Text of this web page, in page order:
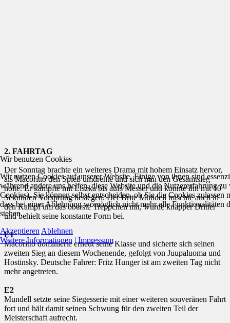
2. FAHRTAG
Der Sonntag brachte ein weiteres Drama mit hohem Einsatz hervor,
als Macoritto den Spieß umdrehte und sich nun den Gesamtsieg
holte. Er kämpfte mit Liszka bis aufs Messer und konnte ihn mit 10
Sekunden Vorsprung besiegen. Der Brite Mundell mischte auch in
den Kampf um das oberste Treppchen mit, wurde knapper Dritter
und behielt seine konstante Form bei.
E1
Macoritto dominierte erneut seine Klasse und sicherte sich seinen
zweiten Sieg an diesem Wochenende, gefolgt von Juupaluoma und
Hostinsky. Deutsche Fahrer: Fritz Hunger ist am zweiten Tag nicht
mehr angetreten.
E2
Mundell setzte seine Siegesserie mit einer weiteren souveränen Fahrt
fort und hält damit seinen Schwung für den zweiten Teil der
Meisterschaft aufrecht.
Wir benutzen Cookies
Wir nutzen Cookies auf unserer Website. Einige von ihnen sind
während andere uns helfen, diese Website und die Nutzererfahrung zu
Cookies). Sie können selbst entscheiden, ob Sie die Cookies zulassen
dass bei einer Ablehnung womöglich nicht mehr alle Funktionalitäten
stehen.
Akzeptieren Ablehnen
Weitere Informationen | Impressum